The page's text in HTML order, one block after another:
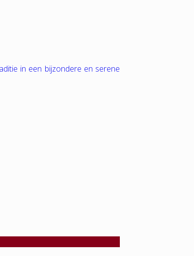
in een bijzondere en serene